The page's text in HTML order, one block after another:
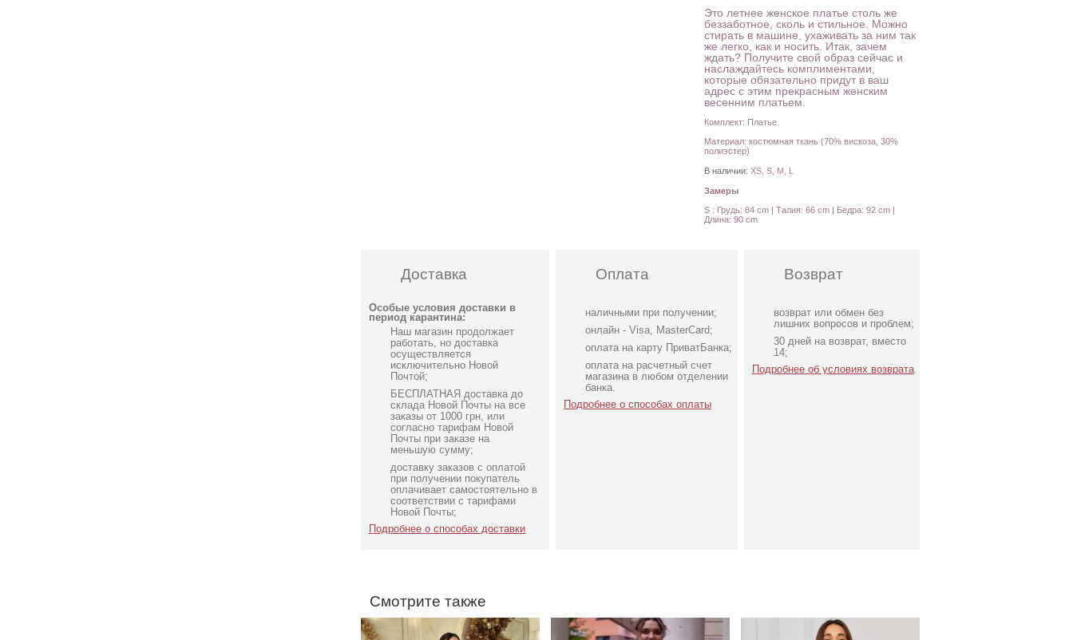
Это летнее женское платье столь же
беззаботное, сколь и стильное. Можно
стирать в машине, ухаживать за ним так
же легко, как и носить. Итак, зачем
ждать? Получите свой образ сейчас и
наслаждайтесь комплиментами,
которые обязательно придут в ваш
адрес с этим прекрасным женским
весенним платьем.
Комплект: Платье
Материал: костюмная ткань (70% вискоза, 30%
полиэстер)
В наличии: XS, S, M, L
Замеры
S : Грудь: 84 cm | Талия: 66 cm | Бедра: 92 cm |
Длина: 90 cm
Доставка
Особые условия доставки в
период карантина:
Наш магазин продолжает
работать, но доставка
осуществляется
исключительно Новой
Почтой;
БЕСПЛАТНАЯ доставка до
склада Новой Почты на все
заказы от 1000 грн, или
согласно тарифам Новой
Почты при заказе на
меньшую сумму;
доставку заказов с оплатой
при получении покупатель
оплачивает самостоятельно в
соответствии с тарифами
Новой Почты;
Подробнее о способах доставки
Оплата
наличными при получении;
онлайн - Visa, MasterCard;
оплата на карту ПриватБанка;
оплата на расчетный счет
магазина в любом отделении
банка.
Подробнее о способах оплаты
Возврат
возврат или обмен без
лишних вопросов и проблем;
30 дней на возврат, вместо
14;
Подробнее об условиях возврата
Смотрите также
Вечернее нарядное
корсетное платье зеленого
цвета